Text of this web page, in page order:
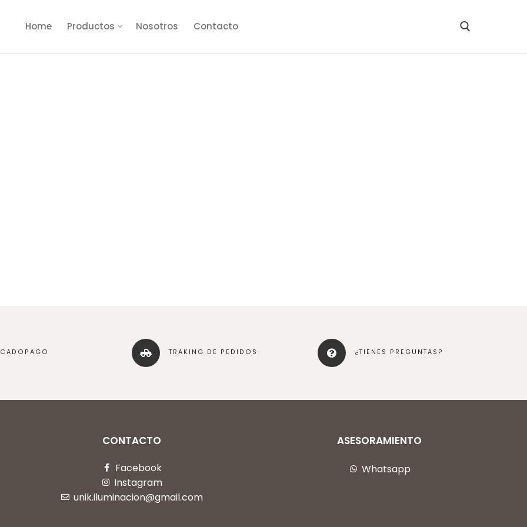
Home Productos Nosotros Contacto
TRAKING DE PEDIDOS ¿TIENES PREGUNTAS?
CONTACTO
Facebook
Instagram
unik.iluminacion@gmail.com
ASESORAMIENTO
Whatsapp